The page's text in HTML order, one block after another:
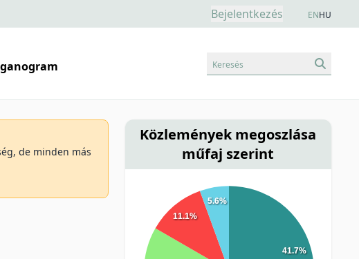
Bejelentkezés ENHU
Keresés
de minden más
Közlemények megoszlása
műfaj szerint
41.7%
11.1%
5.6%